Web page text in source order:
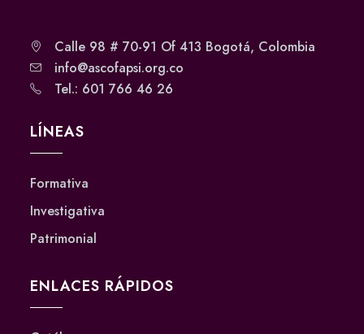
Calle 98 # 70-91 Of 413 Bogotá, Colombia
info@ascofapsi.org.co
Tel.: 601 766 46 26
LÍNEAS
Formativa
Investigativa
Patrimonial
ENLACES RÁPIDOS